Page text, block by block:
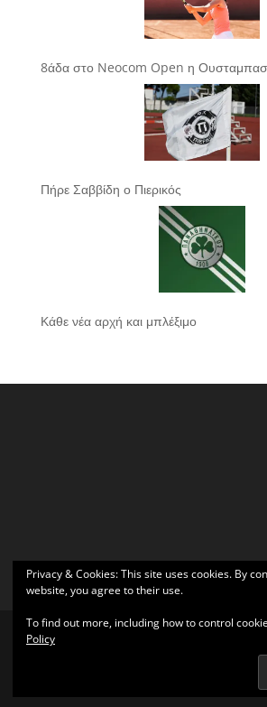
8άδα στο Neocom Open η
Πήρε Σαββίδη ο Πιερικός
Κάθε νέα αρχή και μπλέξιμο
|
Privacy & Cookies: This site uses cookies. By
website, you agree to their use.
To find out more, including how to control
Policy